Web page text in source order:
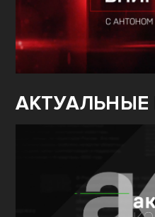
АКТУАЛЬНЫЕ